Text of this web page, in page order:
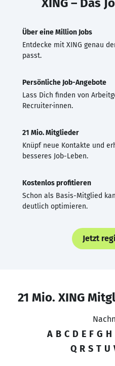
Über eine Million Jobs
Entdecke mit XING genau
passt.
Persönliche Job-Angebote
Lass Dich finden von
Recruiter·innen.
21 Mio. Mitglieder
Knüpf neue Kontakte und
besseres Job-Leben.
Kostenlos profitieren
Schon als Basis-Mitglied
deutlich optimieren.
Jetzt
21 Mio. XING
A B C D E F G H
Q R S T U